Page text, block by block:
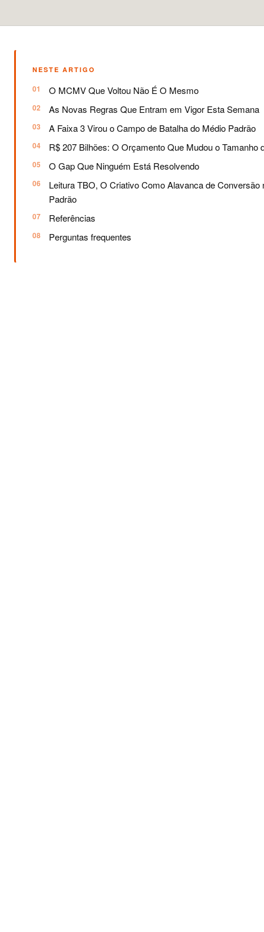
NESTE ARTIGO
O MCMV Que Voltou Não É O Mesmo
As Novas Regras Que Entram em Vigor Esta Semana
A Faixa 3 Virou o Campo de Batalha do Médio Padrão
R$ 207 Bilhões: O Orçamento Que Mudou o Tamanho
O Gap Que Ninguém Está Resolvendo
Leitura TBO, O Criativo Como Alavanca de Conversão
Padrão
Referências
Perguntas frequentes